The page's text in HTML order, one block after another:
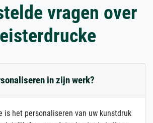
vragen over
in zijn werk?
is het personaliseren van uw kunstdruk